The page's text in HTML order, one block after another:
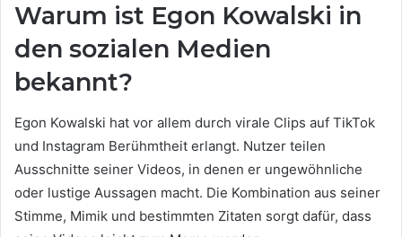
Warum ist Egon Kowalski in
den sozialen Medien
bekannt?
Egon Kowalski hat vor allem durch virale Clips auf TikTok
und Instagram Berühmtheit erlangt. Nutzer teilen
Ausschnitte seiner Videos, in denen er ungewöhnliche
oder lustige Aussagen macht. Die Kombination aus seiner
Stimme, Mimik und bestimmten Zitaten sorgt dafür, dass